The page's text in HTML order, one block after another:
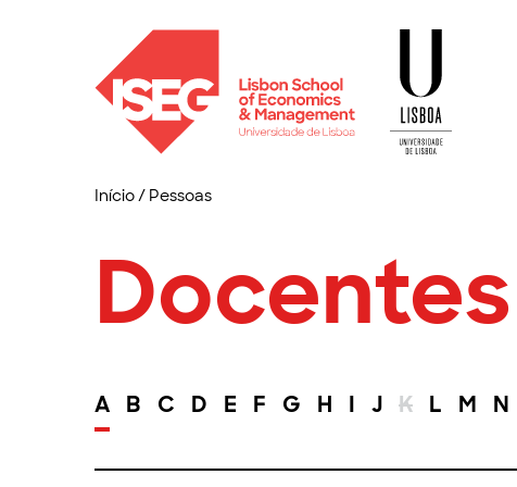
Início/ Pessoas
Docentes
A B C D E F G H I J K L M N